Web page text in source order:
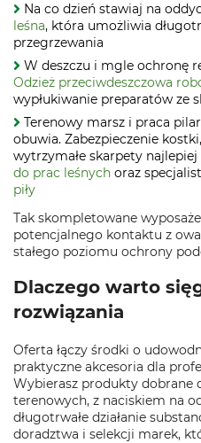
Na co dzień stawiaj na
leśna, która umożliwia
przegrzewania
W deszczu i mgle ochronę
Odzież przeciwdeszczowa
wypłukiwanie preparatów ze
Terenowy marsz i praca
obuwia. Zabezpieczenie
wytrzymałe skarpety najlepiej
do prac leśnych oraz
piły
Tak skompletowane
potencjalnego kontaktu z
stałego poziomu ochrony
Dlaczego warto
rozwiązania
Oferta łączy środki o
praktyczne akcesoria dla
Wybierasz produkty dobrane
terenowych, z naciskiem na
długotrwałe działanie
doradztwa i selekcji marek,